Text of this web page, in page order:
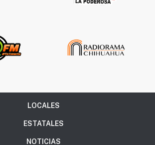
LOCALES
ESTATALES
NOTICIAS